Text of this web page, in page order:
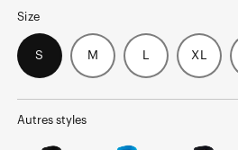
Size
S M L XL
Autres styles